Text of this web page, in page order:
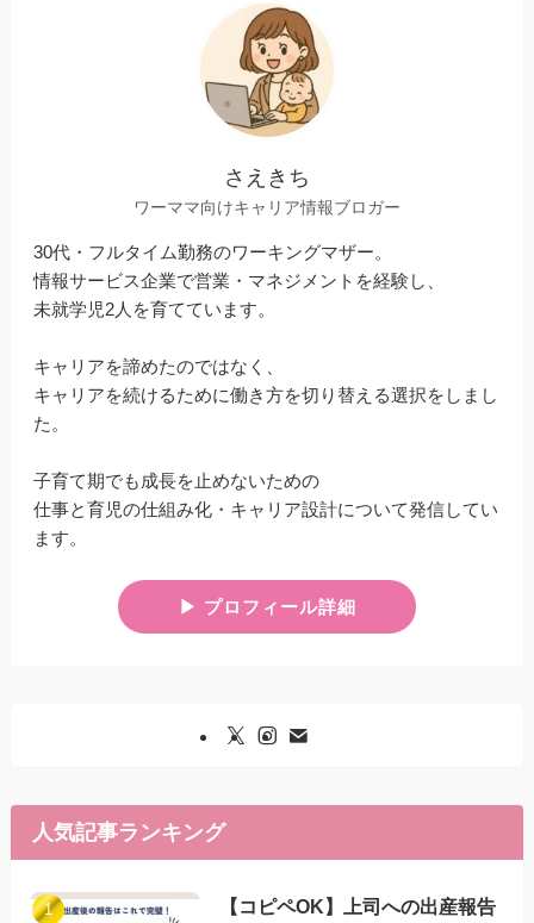
さえきち
ワーママ向けキャリア情報ブロガー
30代・フルタイム勤務のワーキングマザー。
情報サービス企業で営業・マネジメントを経験し、
未就学児2人を育てています。
キャリアを諦めたのではなく、
キャリアを続けるために働き方を切り替える選択をしまし
た。
子育て期でも成長を止めないための
仕事と育児の仕組み化・キャリア設計について発信してい
ます。
▶︎ プロフィール詳細
人気記事ランキング
【コピペOK】上司への出産報告